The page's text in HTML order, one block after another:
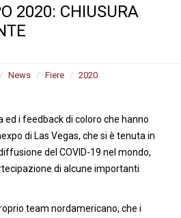
2020: CHIUSURA
News Fiere 2020
ed i feedback di coloro che hanno
di Las Vegas, che si è tenuta in
del COVID-19 nel mondo,
di alcune importanti
team nordamericano, che i